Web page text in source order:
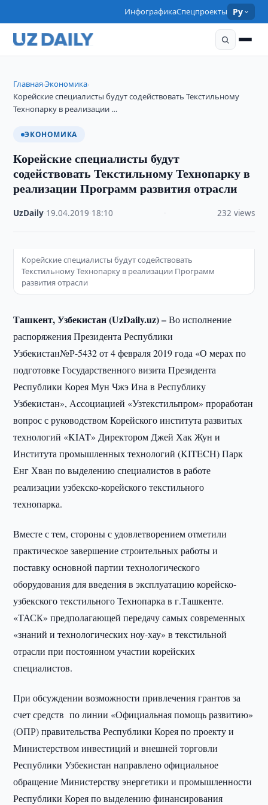
ИнфографикаСпецпроекты Ру
Главная›Экономика›
Корейские специалисты будут содействовать Текстильному
Технопарку в реализации …
ЭКОНОМИКА
Корейские специалисты будут
содействовать Текстильному Технопарку в
реализации Программ развития отрасли
UzDaily 19.04.2019 18:10 232 views
Корейские специалисты будут содействовать
Текстильному Технопарку в реализации Программ
развития отрасли
Ташкент, Узбекистан (UzDaily.uz) –Во исполнение
распоряжения Президента Республики
Узбекистан№Р-5432 от 4 февраля 2019 года «О мерах по
подготовке Государственного визита Президента
Республики Корея Мун Чжэ Ина в Республику
Узбекистан», Ассоциацией «Узтекстильпром» проработан
вопрос с руководством Корейского института развитых
технологий «KIAT» Директором Джей Хак Жун и
Института промышленных технологий (KITECH) Парк
Енг Хван по выделению специалистов в работе
реализации узбекско-корейского текстильного
технопарка.
Вместе с тем, стороны с удовлетворением отметили
практическое завершение строительных работы и
поставку основной партии технологического
оборудования для введения в эксплуатацию корейско-
узбекского текстильного Технопарка в г.Ташкенте.
«ТАСК» предполагающей передачу самых современных
«знаний и технологических ноу-хау» в текстильной
отрасли при постоянном участии корейских
специалистов.
При обсуждении возможности привлечения грантов за
счет средств по линии «Официальная помощь развитию»
(ОПР) правительства Республики Корея по проекту и
Министерством инвестиций и внешней торговли
Республики Узбекистан направлено официальное
обращение Министерству энергетики и промышленности
Республики Корея по выделению финансирования